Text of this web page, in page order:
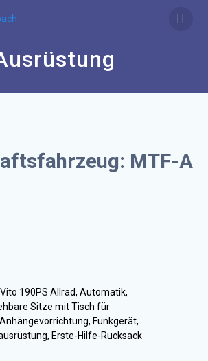
MTF-A
190PS Allrad, Automatik,
Sitze mit Tisch für
Funkgerät,
Erste-Hilfe-Rucksack